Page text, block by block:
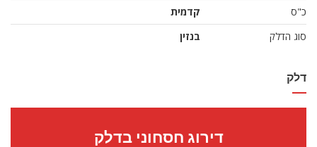
כ"ס
קדמית
סוג הדלק
בנזין
דלק
דירוג חסחוני בדלק